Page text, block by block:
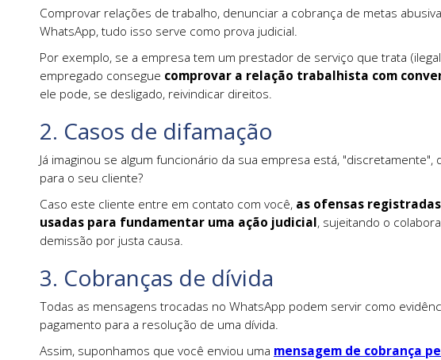
Comprovar relações de trabalho, denunciar a cobrança de metas
WhatsApp, tudo isso serve como prova judicial.
Por exemplo, se a empresa tem um prestador de serviço que trata
empregado consegue comprovar a relação trabalhista com
ele pode, se desligado, reivindicar direitos.
2. Casos de difamação
Já imaginou se algum funcionário da sua empresa está,
para o seu cliente?
Caso este cliente entre em contato com você, as ofensas
usadas para fundamentar uma ação judicial, sujeitando o
demissão por justa causa.
3. Cobranças de dívida
Todas as mensagens trocadas no WhatsApp podem servir como
pagamento para a resolução de uma dívida.
Assim, suponhamos que você enviou uma mensagem de cobrança